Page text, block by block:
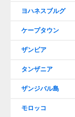
ヨハネスブルグ
ケープタウン
ザンビア
タンザニア
ザンジバル島
モロッコ